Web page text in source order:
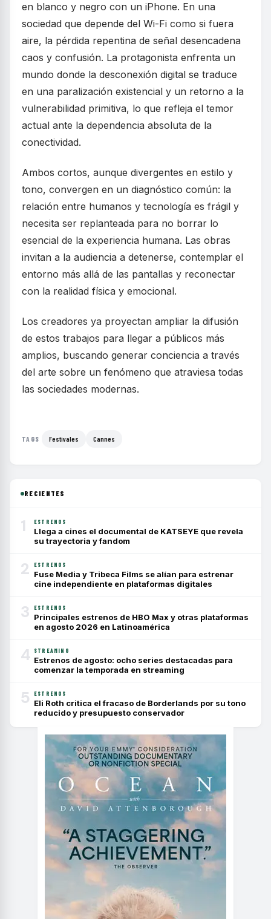
en blanco y negro con un iPhone. En una
sociedad que depende del Wi-Fi como si fuera
aire, la pérdida repentina de señal desencadena
caos y confusión. La protagonista enfrenta un
mundo donde la desconexión digital se traduce
en una paralización existencial y un retorno a la
vulnerabilidad primitiva, lo que refleja el temor
actual ante la dependencia absoluta de la
conectividad.
Ambos cortos, aunque divergentes en estilo y
tono, convergen en un diagnóstico común: la
relación entre humanos y tecnología es frágil y
necesita ser replanteada para no borrar lo
esencial de la experiencia humana. Las obras
invitan a la audiencia a detenerse, contemplar el
entorno más allá de las pantallas y reconectar
con la realidad física y emocional.
Los creadores ya proyectan ampliar la difusión
de estos trabajos para llegar a públicos más
amplios, buscando generar conciencia a través
del arte sobre un fenómeno que atraviesa todas
las sociedades modernas.
TAGS Festivales Cannes
RECIENTES
1 ESTRENOS
Llega a cines el documental de KATSEYE que revela
su trayectoria y fandom
2 ESTRENOS
Fuse Media y Tribeca Films se alían para estrenar
cine independiente en plataformas digitales
3 ESTRENOS
Principales estrenos de HBO Max y otras plataformas
en agosto 2026 en Latinoamérica
4 STREAMING
Estrenos de agosto: ocho series destacadas para
comenzar la temporada en streaming
5 ESTRENOS
Eli Roth critica el fracaso de Borderlands por su tono
reducido y presupuesto conservador